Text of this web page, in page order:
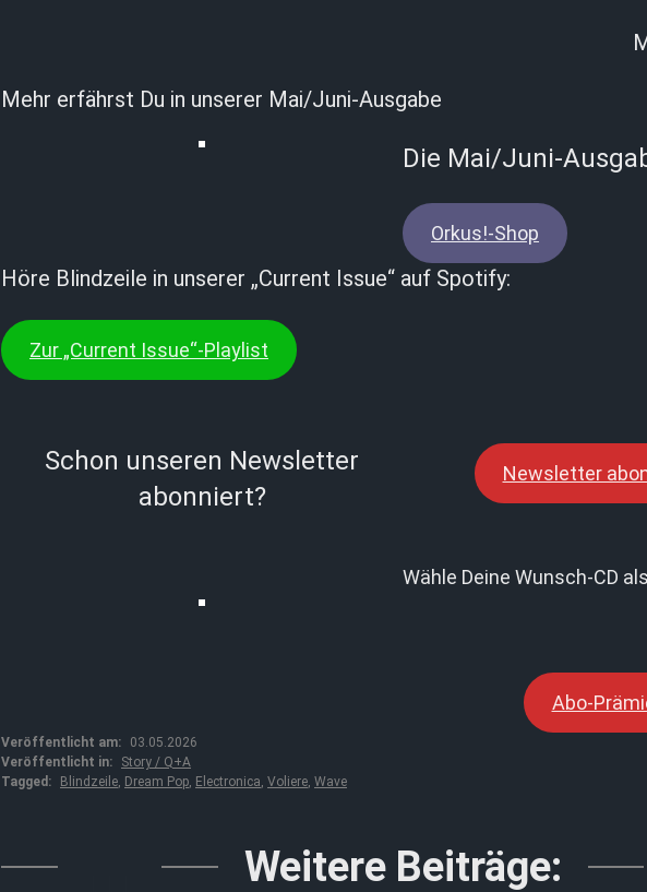
Mehr erfährst Du in unserer Mai/Juni-Ausgabe
Die Mai/Juni-
Orkus!-Shop
Höre Blindzeile in unserer „Current Issue“ auf Spotify:
Zur „Current Issue“-Playlist
Schon unseren Newsletter
abonniert?
Newsletter
Wähle Deine Wunsch-CD
Abo-
Veröffentlicht am:
03.05.2026
Veröffentlicht in:
Story / Q+A
Tagged:
Blindzeile, Dream Pop, Electronica, Voliere, Wave
Weitere Beiträge: